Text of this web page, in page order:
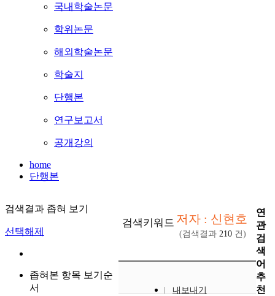
국내학술논문
학위논문
해외학술논문
학술지
단행본
연구보고서
공개강의
home
단행본
검색결과 좁혀 보기
선택해제
좁혀본 항목 보기순
서
검색키워드 저자 : 신현호
(검색결과 210 건)
내보내기
연
관
검
색
어
추
천